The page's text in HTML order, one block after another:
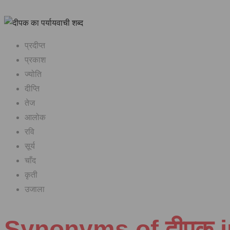
प्रदीप्त
प्रकाश
ज्योति
दीप्ति
तेज
आलोक
रवि
सूर्य
चाँद
कृती
उजाला